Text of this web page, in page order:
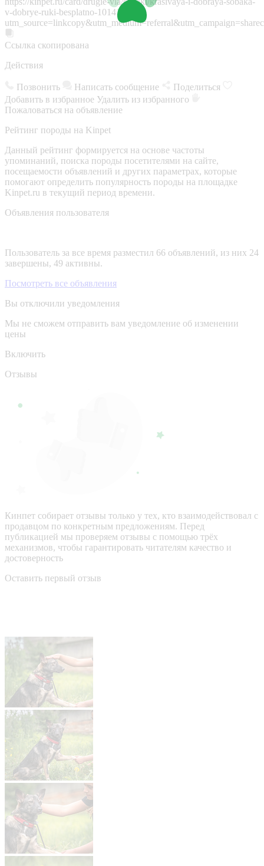
v-dobrye-ruki-besplatno-101415/?
Ссылка скопирована
Действия
Позвонить Написать сообщение
Поделиться
Добавить в избранное Удалить из избранного
Пожаловаться на объявление
Рейтинг породы на Kinpet
Данный рейтинг формируется на основе частоты
упоминаний, поиска породы посетителями на сайте,
посещаемости объявлений и других параметрах, которые
помогают определить популярность породы на площадке
Kinpet.ru в текущий период времени.
Объявления пользователя
Пользователь за все время разместил 66 объявлений, из них 24
завершены, 49 активны.
Посмотреть все объявления
Вы отключили уведомления
Мы не сможем отправить вам уведомление об изменении
цены
Включить
Отзывы
Кинпет собирает отзывы только у тех, кто взаимодействовал с
продавцом по конкретным предложениям. Перед
публикацией мы проверяем отзывы с помощью трёх
механизмов, чтобы гарантировать читателям качество и
достоверность
Оставить первый отзыв